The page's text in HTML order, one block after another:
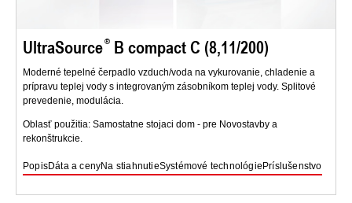
UltraSource B compact C (8,11/200)
Moderné tepelné čerpadlo vzduch/voda na vykurovanie, chladenie a
prípravu teplej vody s integrovaným zásobníkom teplej vody. Splitové
prevedenie, modulácia.
Oblasť použitia: Samostatne stojaci dom - pre Novostavby a
rekonštrukcie.
PopisDáta a cenyNa stiahnutieSystémové technológiePríslušenstvo